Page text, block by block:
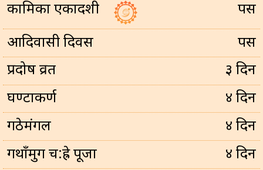
कामिका एकादशी
पर्सि
आदिवासी दिवस
पर्सि
प्रदोष व्रत
३ दिन
घण्टाकर्ण
४ दिन
गठेमंगल
४ दिन
गथाँमुग च:ह्रे पूजा
४ दिन